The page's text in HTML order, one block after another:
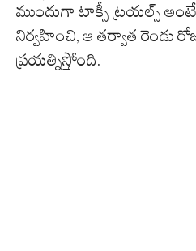
ముందుగా టాక్సీ ట్రయల్స్‌
నిర్వహించి, ఆ తర్వాత రెండు
ప్రయత్నిస్తోంది.